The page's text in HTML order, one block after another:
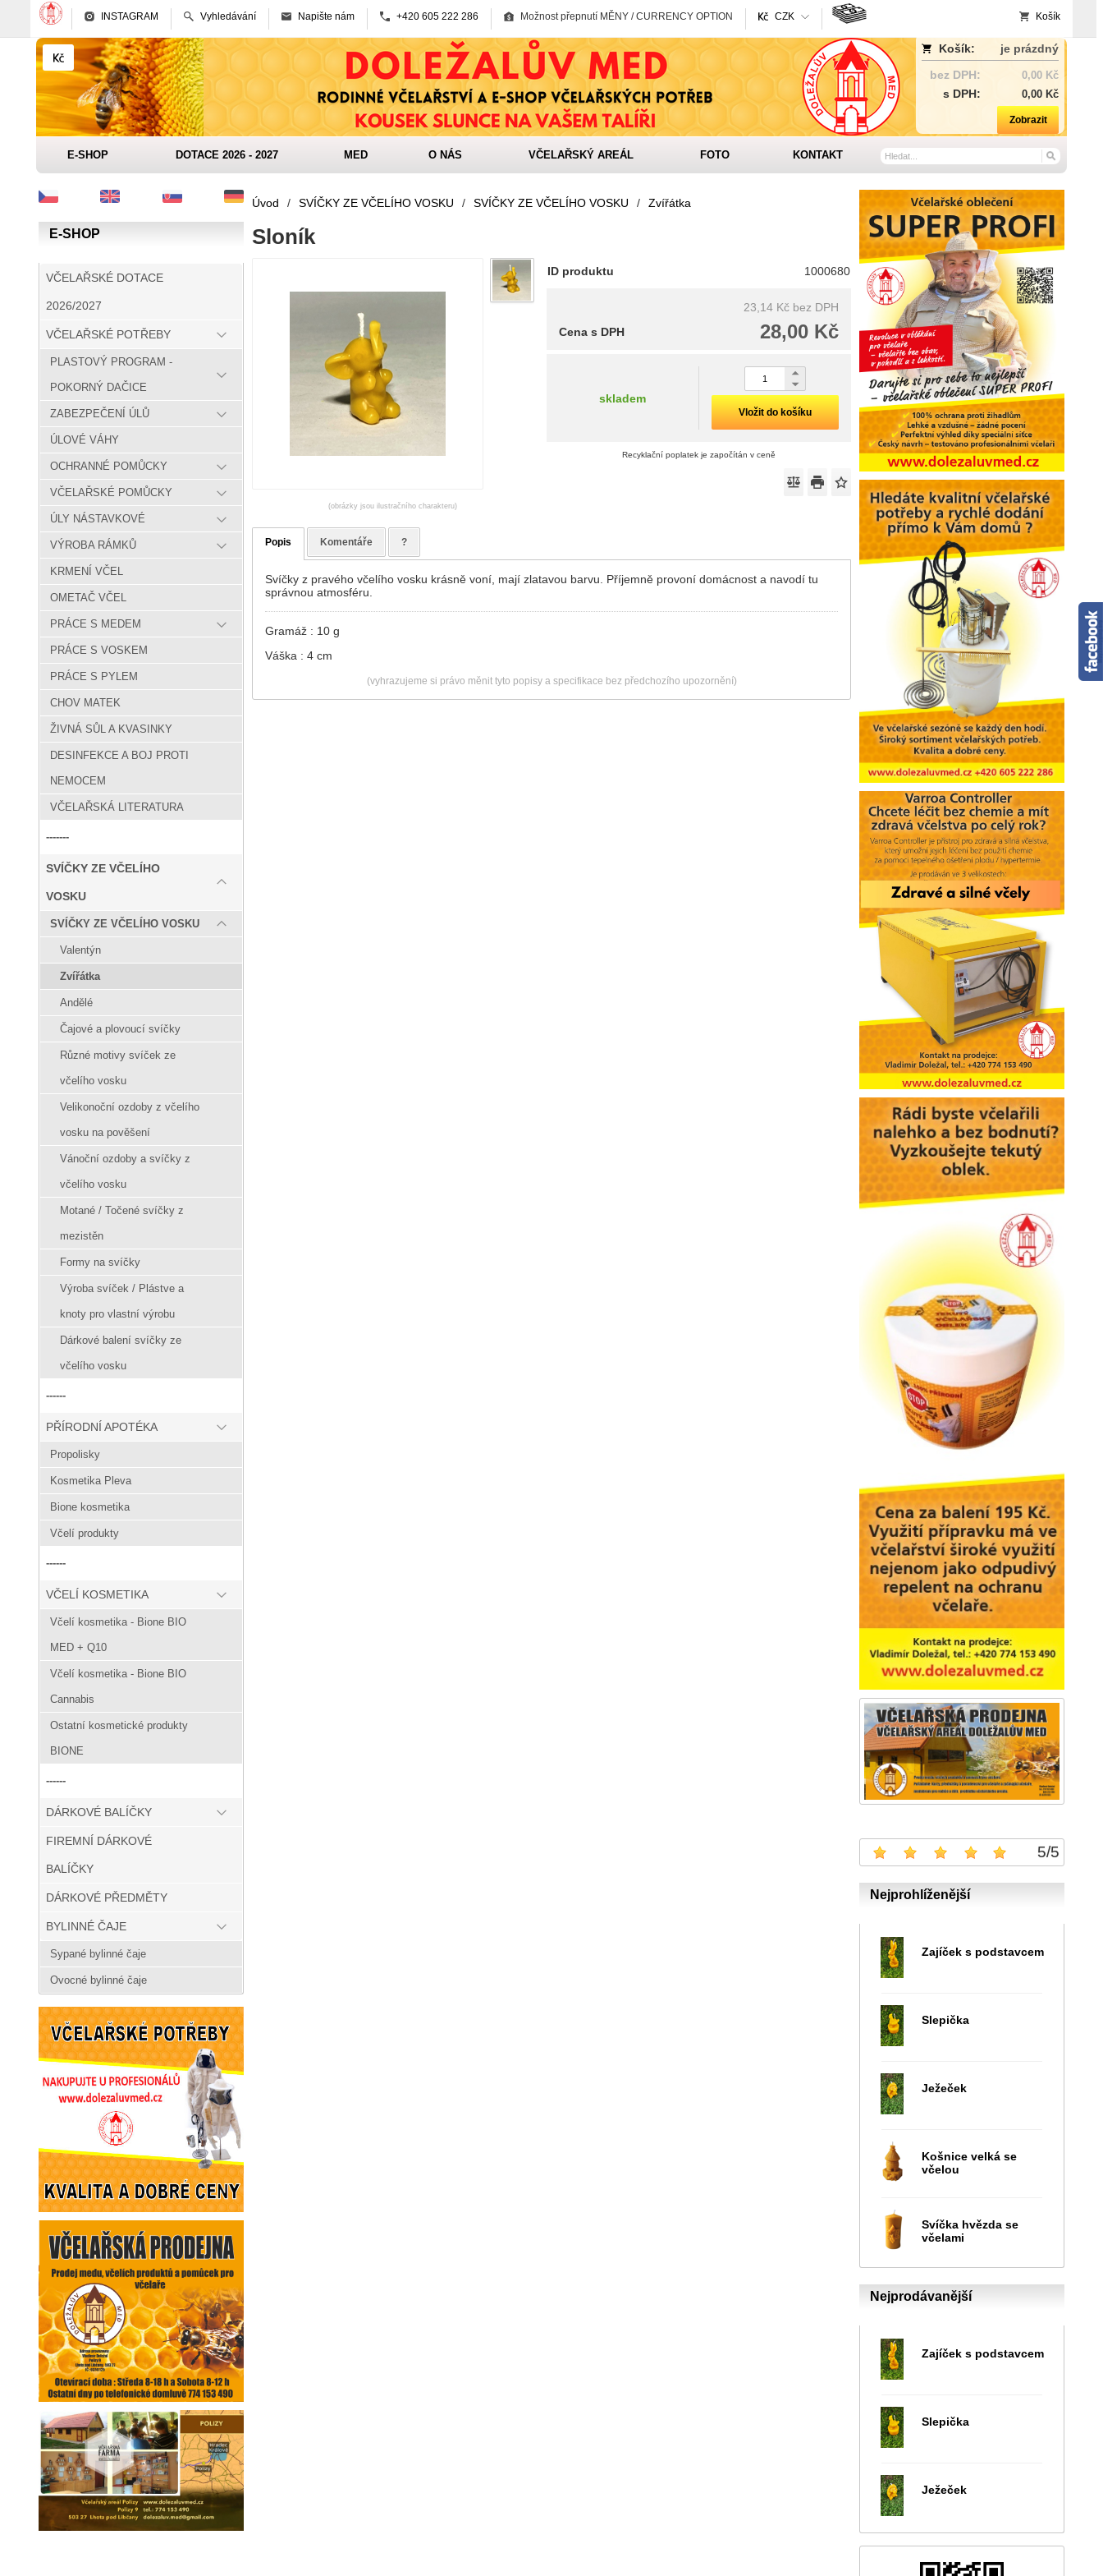
INSTAGRAM Vyhledávání Napište nám +420 605 222 286 Možnost přepnutí MĚNY / CURRENCY OPTION CZK Košík
Košík:
je prázdný
bez DPH:
0,00 Kč
s DPH: 0,00 Kč
Zobrazit
E-SHOP DOTACE 2026 - 2027 MED O NÁS VČELAŘSKÝ AREÁL FOTO KONTAKT
E-SHOP
VČELAŘSKÉ DOTACE
2026/2027
VČELAŘSKÉ POTŘEBY
PLASTOVÝ PROGRAM -
POKORNÝ DAČICE
ZABEZPEČENÍ ÚLŮ
ÚLOVÉ VÁHY
OCHRANNÉ POMŮCKY
VČELAŘSKÉ POMŮCKY
ÚLY NÁSTAVKOVÉ
VÝROBA RÁMKŮ
KRMENÍ VČEL
OMETAČ VČEL
PRÁCE S MEDEM
PRÁCE S VOSKEM
PRÁCE S PYLEM
CHOV MATEK
ŽIVNÁ SŮL A KVASINKY
DESINFEKCE A BOJ PROTI
NEMOCEM
VČELAŘSKÁ LITERATURA
-------
SVÍČKY ZE VČELÍHO
VOSKU
SVÍČKY ZE VČELÍHO VOSKU
Valentýn
Zvířátka
Andělé
Čajové a plovoucí svíčky
Různé motivy svíček ze
včelího vosku
Velikonoční ozdoby z včelího
vosku na pověšení
Vánoční ozdoby a svíčky z
včelího vosku
Motané / Točené svíčky z
mezistěn
Formy na svíčky
Výroba svíček / Plástve a
knoty pro vlastní výrobu
Dárkové balení svíčky ze
včelího vosku
------
PŘÍRODNÍ APOTÉKA
Propolisky
Kosmetika Pleva
Bione kosmetika
Včelí produkty
------
VČELÍ KOSMETIKA
Včelí kosmetika - Bione BIO
MED + Q10
Včelí kosmetika - Bione BIO
Cannabis
Ostatní kosmetické produkty
BIONE
------
DÁRKOVÉ BALÍČKY
FIREMNÍ DÁRKOVÉ
BALÍČKY
DÁRKOVÉ PŘEDMĚTY
BYLINNÉ ČAJE
Sypané bylinné čaje
Ovocné bylinné čaje
5/5
Nejprohlíženější
Zajíček s podstavcem
Slepička
Ježeček
Košnice velká se
včelou
Svíčka hvězda se
včelami
Nejprodávanější
Zajíček s podstavcem
Slepička
Ježeček
Úvod / SVÍČKY ZE VČELÍHO VOSKU / SVÍČKY ZE VČELÍHO VOSKU / Zvířátka
Sloník
(obrázky jsou ilustračního charakteru)
ID produktu 1000680
23,14 Kč bez DPH
28,00 Kč
Cena s DPH
skladem
Vložit do košíku
Recyklační poplatek je započítán v ceně
Popis Komentáře ?
Svíčky z pravého včelího vosku krásně voní, mají zlatavou barvu. Příjemně provoní domácnost a navodí tu
správnou atmosféru.
Gramáž : 10 g
Váška : 4 cm
(vyhrazujeme si právo měnit tyto popisy a specifikace bez předchozího upozornění)